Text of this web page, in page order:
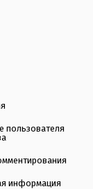
пользователя
информация